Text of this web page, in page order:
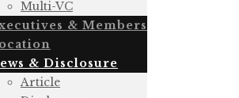
Multi-VC
& Members
& Disclosure
Article